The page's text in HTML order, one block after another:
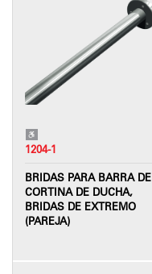
1204-1
BRIDAS PARA BARRA DE
CORTINA DE DUCHA,
BRIDAS DE EXTREMO
(PAREJA)